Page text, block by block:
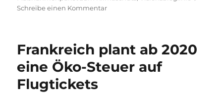
Schreibe einen Kommentarzu
für
Luftverkehr
Frankreich plant ab 2020
eine Öko-Steuer auf
Flugtickets